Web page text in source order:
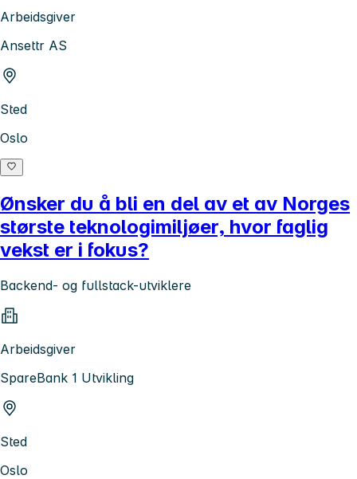
Arbeidsgiver
Ansettr AS
Sted
Oslo
Ønsker du å bli en del av et av Norges
største teknologimiljøer, hvor faglig
vekst er i fokus?
Backend- og fullstack-utviklere
Arbeidsgiver
SpareBank 1 Utvikling
Sted
Oslo